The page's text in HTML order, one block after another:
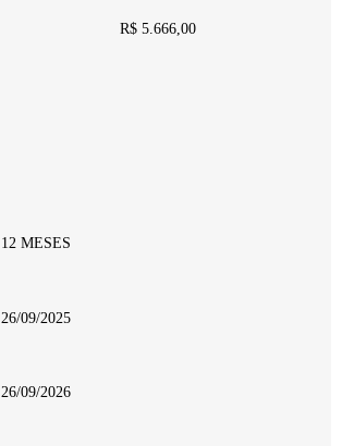
R$ 5.666,00
12 MESES
26/09/2025
26/09/2026